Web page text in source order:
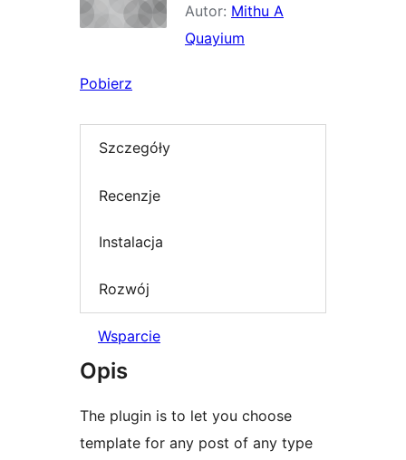
Autor: Mithu A
Quayium
Pobierz
Szczegóły
Recenzje
Instalacja
Rozwój
Wsparcie
Opis
The plugin is to let you choose
template for any post of any type